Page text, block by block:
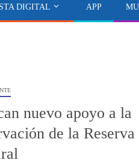
DIGITAL APP
nuevo apoyo a la
de la